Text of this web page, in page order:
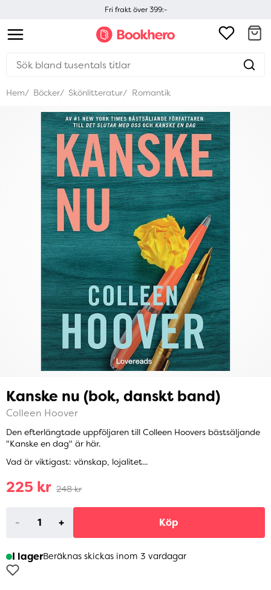
Fri frakt över 399:-
Hem Böcker Skönlitteratur Romantik
Kanske nu (bok, danskt band)
Colleen Hoover
Den efterlängtade uppföljaren till Colleen Hoovers bästsäljande
"Kanske en dag" är här.
Vad är viktigast: vänskap, lojalitet...
225 kr 248 kr
- + Köp
I lagerBeräknas skickas inom 3 vardagar